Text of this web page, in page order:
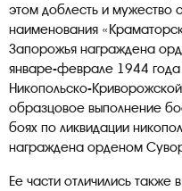
этом доблесть и мужество
наименования
Запорожья награждена
январе-феврале 1944
Никопольско-
образцовое выполнение
боях по ликвидации
награждена орденом
Ее части отличились также